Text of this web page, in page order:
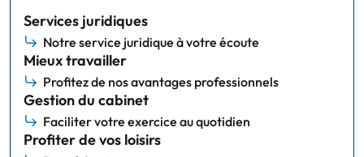
Services juridiques
Notre service juridique à votre écoute
Mieux travailler
Profitez de nos avantages professionnels
Gestion du cabinet
Faciliter votre exercice au quotidien
Profiter de vos loisirs